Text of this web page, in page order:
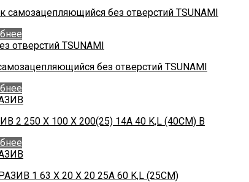
без отверстий TSUNAMI
без отверстий TSUNAMI
2 250 Х 100 Х 200(25) 14А 40 K,L (40СМ) В
1 63 Х 20 Х 20 25А 60 K,L (25СМ)